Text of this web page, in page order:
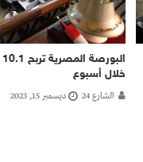
خلال أسبوع
الشارع 24 ديسمبر 15, 2023